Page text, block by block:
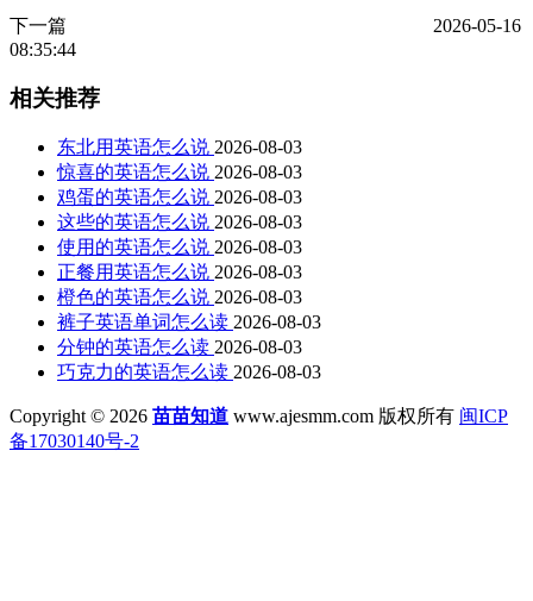
下一篇
2026-05-16
08:35:44
相关推荐
东北用英语怎么说 2026-08-03
惊喜的英语怎么说 2026-08-03
鸡蛋的英语怎么说 2026-08-03
这些的英语怎么说 2026-08-03
使用的英语怎么说 2026-08-03
正餐用英语怎么说 2026-08-03
橙色的英语怎么说 2026-08-03
裤子英语单词怎么读 2026-08-03
分钟的英语怎么读 2026-08-03
巧克力的英语怎么读 2026-08-03
Copyright © 2026 苗苗知道 www.ajesmm.com 版权所有 闽ICP
备17030140号-2